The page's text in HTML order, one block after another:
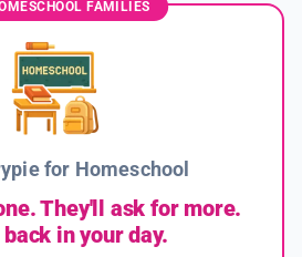
FAMILIES
for Homeschool
They'll ask for more.
in your day.